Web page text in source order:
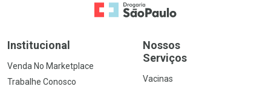
Ir para a Home
Institucional
Venda No Marketplace
Trabalhe Conosco
Nossos
Serviços
Vacinas